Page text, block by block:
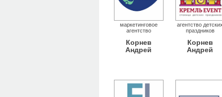
маркетинговое
агентство
Корнев
Андрей
агентство
праздников
Корнев
Андрей